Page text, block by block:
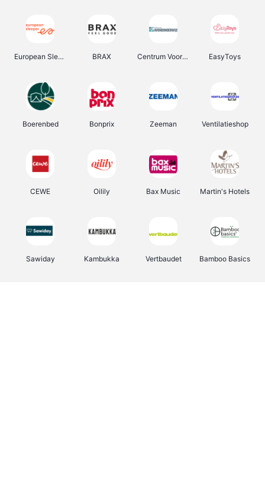
European Sleeper BRAX Centrum Voor Avondonderwijs EasyToys
Boerenbed Bonprix Zeeman Ventilatieshop
CEWE Oilily Bax Music Martin's Hotels
Sawiday Kambukka Vertbaudet Bamboo Basics